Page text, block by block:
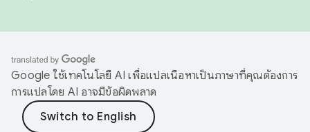
Google ใช้เทคโนโลยี AI เพื่อแปลเนื้อหาเป็นภาษาที่คุณต้องการ
การแปลโดย AI อาจมีข้อผิดพลาด